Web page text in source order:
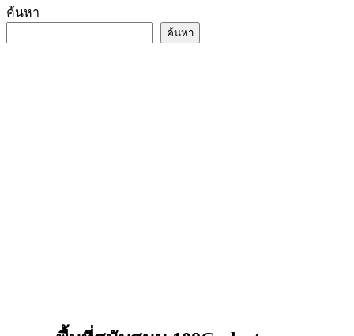
ค้นหา
ค้นหา